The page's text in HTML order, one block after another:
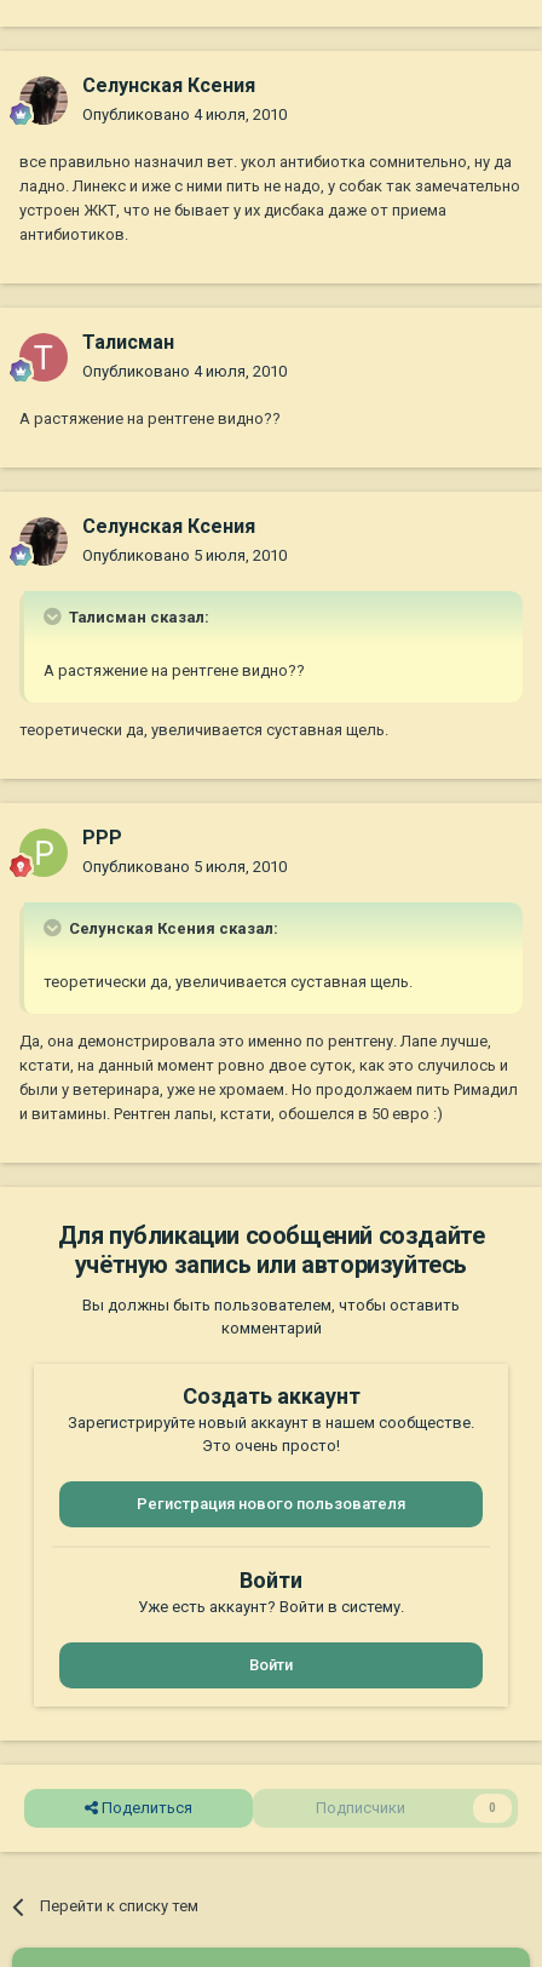
Селунская Ксения
Опубликовано 4 июля, 2010
все правильно назначил вет. укол антибиотка сомнительно, ну да
ладно. Линекс и иже с ними пить не надо, у собак так замечательно
устроен ЖКТ, что не бывает у их дисбака даже от приема
антибиотиков.
Талисман
Опубликовано 4 июля, 2010
А растяжение на рентгене видно??
Селунская Ксения
Опубликовано 5 июля, 2010
Талисман сказал:
А растяжение на рентгене видно??
теоретически да, увеличивается суставная щель.
РРР
Опубликовано 5 июля, 2010
Селунская Ксения сказал:
теоретически да, увеличивается суставная щель.
Да, она демонстрировала это именно по рентгену. Лапе лучше,
кстати, на данный момент ровно двое суток, как это случилось и
были у ветеринара, уже не хромаем. Но продолжаем пить Римадил
и витамины. Рентген лапы, кстати, обошелся в 50 евро :)
Для публикации сообщений создайте
учётную запись или авторизуйтесь
Вы должны быть пользователем, чтобы оставить
комментарий
Создать аккаунт
Зарегистрируйте новый аккаунт в нашем сообществе.
Это очень просто!
Регистрация нового пользователя
Войти
Уже есть аккаунт? Войти в систему.
Войти
Поделиться Подписчики 0
Перейти к списку тем